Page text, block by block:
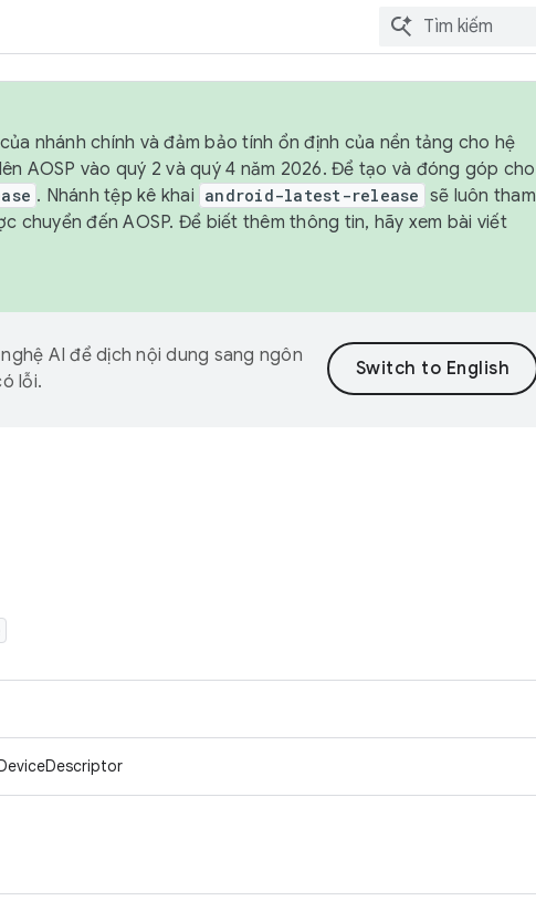
nhánh chính và đảm bảo tính ổn định của nền tảng cho hệ
AOSP vào quý 2 và quý 4 năm 2026. Để tạo và đóng góp cho
. Nhánh tệp kê khai android-latest-release sẽ luôn tham
chuyển đến AOSP. Để biết thêm thông tin, hãy xem bài viết
AI để dịch nội dung sang ngôn
lỗi.